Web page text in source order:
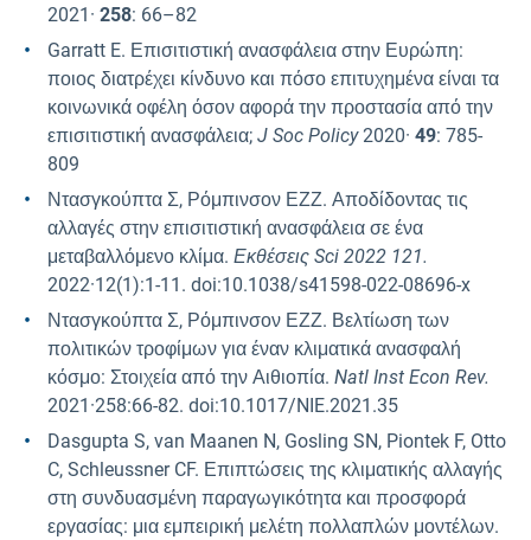
2021· 258: 66–82
Garratt E. Επισιτιστική ανασφάλεια στην Ευρώπη:
ποιος διατρέχει κίνδυνο και πόσο επιτυχημένα είναι τα
κοινωνικά οφέλη όσον αφορά την προστασία από την
επισιτιστική ανασφάλεια; J Soc Policy 2020· 49: 785-
809
Ντασγκούπτα Σ, Ρόμπινσον ΕΖΖ. Αποδίδοντας τις
αλλαγές στην επισιτιστική ανασφάλεια σε ένα
μεταβαλλόμενο κλίμα. Εκθέσεις Sci 2022 121.
2022·12(1):1-11. doi:10.1038/s41598-022-08696-x
Ντασγκούπτα Σ, Ρόμπινσον ΕΖΖ. Βελτίωση των
πολιτικών τροφίμων για έναν κλιματικά ανασφαλή
κόσμο: Στοιχεία από την Αιθιοπία. Natl Inst Econ Rev.
2021·258:66-82. doi:10.1017/NIE.2021.35
Dasgupta S, van Maanen N, Gosling SN, Piontek F, Otto
C, Schleussner CF. Επιπτώσεις της κλιματικής αλλαγής
στη συνδυασμένη παραγωγικότητα και προσφορά
εργασίας: μια εμπειρική μελέτη πολλαπλών μοντέλων.